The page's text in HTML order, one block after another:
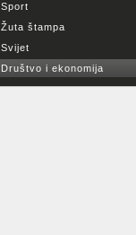
Sport
Žuta štampa
Svijet
Društvo i ekonomija